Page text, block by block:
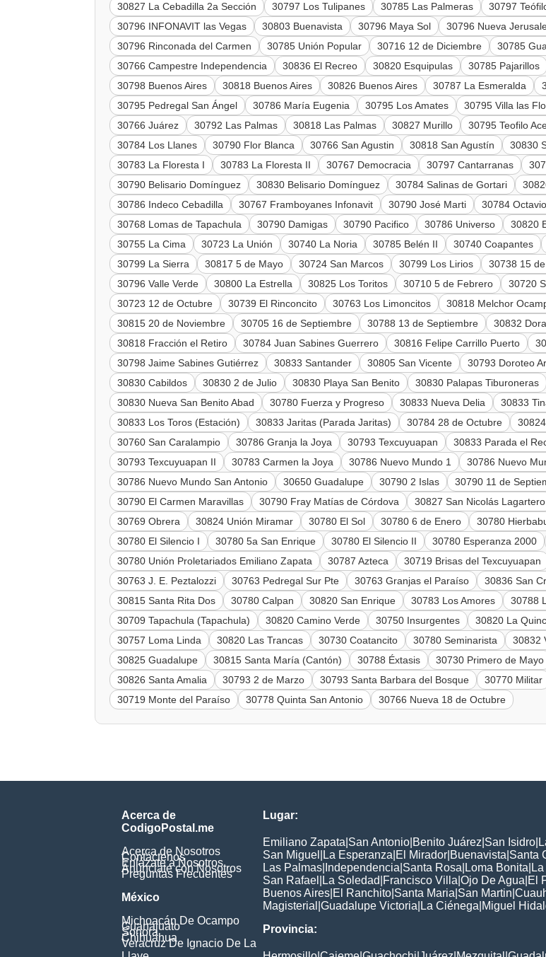
30827 La Cebadilla 2a Sección
30797 Los Tulipanes 30785 Las Palmeras 30797
30796 INFONAVIT las Vegas
30803 Buenavista 30796 Maya Sol 30796 Nueva
30796 Rinconada del Carmen
30785 Unión Popular 30716 12 de Diciembre 30785
30766 Campestre Independencia
30836 El Recreo 30820 Esquipulas 30785 Pajarillos
30798 Buenos Aires
30818 Buenos Aires 30826 Buenos Aires 30787 La Esmeralda
30795 Pedregal San Ángel
30786 María Eugenia 30795 Los Amates 30795 Villa las
30766 Juárez
30792 Las Palmas 30818 Las Palmas 30827 Murillo 30795 Teofilo
30784 Los Llanes
30790 Flor Blanca 30766 San Agustin 30818 San Agustín 30830
30783 La Floresta I
30783 La Floresta II 30767 Democracia 30797 Cantarranas
30790 Belisario Domínguez
30830 Belisario Domínguez 30784 Salinas de Gortari
30786 Indeco Cebadilla
30767 Framboyanes Infonavit 30790 José Marti 30784
30768 Lomas de Tapachula
30790 Damigas 30790 Pacifico 30786 Universo 30820
30755 La Cima
30723 La Unión 30740 La Noria 30785 Belén II 30740 Coapantes
30799 La Sierra
30817 5 de Mayo 30724 San Marcos 30799 Los Lirios 30738 15
30796 Valle Verde
30800 La Estrella 30825 Los Toritos 30710 5 de Febrero 30720
30723 12 de Octubre
30739 El Rinconcito 30763 Los Limoncitos 30818 Melchor
30815 20 de Noviembre
30705 16 de Septiembre 30788 13 de Septiembre 30832
30818 Fracción el Retiro
30784 Juan Sabines Guerrero 30816 Felipe Carrillo Puerto
30798 Jaime Sabines Gutiérrez
30833 Santander 30805 San Vicente 30793 Doroteo
30830 Cabildos
30830 2 de Julio 30830 Playa San Benito 30830 Palapas Tiburoneras
30830 Nueva San Benito Abad
30780 Fuerza y Progreso 30833 Nueva Delia 30833
30833 Los Toros (Estación)
30833 Jaritas (Parada Jaritas) 30784 28 de Octubre
30760 San Caralampio
30786 Granja la Joya 30793 Texcuyuapan 30833 Parada el
30793 Texcuyuapan II
30783 Carmen la Joya 30786 Nuevo Mundo 1 30786 Nuevo
30786 Nuevo Mundo San Antonio
30650 Guadalupe 30790 2 Islas 30790 11 de
30790 El Carmen Maravillas
30790 Fray Matías de Córdova 30827 San Nicolás Lagartero
30769 Obrera
30824 Unión Miramar 30780 El Sol 30780 6 de Enero 30780
30780 El Silencio I
30780 5a San Enrique 30780 El Silencio II 30780 Esperanza 2000
30780 Unión Proletariados Emiliano Zapata
30787 Azteca 30719 Brisas del Texcuyuapan
30763 J. E. Peztalozzi
30763 Pedregal Sur Pte 30763 Granjas el Paraíso 30836 San
30815 Santa Rita Dos
30780 Calpan 30820 San Enrique 30783 Los Amores 30788
30709 Tapachula (Tapachula)
30820 Camino Verde 30750 Insurgentes 30820 La
30757 Loma Linda
30820 Las Trancas 30730 Coatancito 30780 Seminarista 30832
30825 Guadalupe
30815 Santa María (Cantón) 30788 Éxtasis 30730 Primero de Mayo
30826 Santa Amalia
30793 2 de Marzo 30793 Santa Barbara del Bosque 30770 Militar
30719 Monte del Paraíso
30778 Quinta San Antonio 30766 Nueva 18 de Octubre
Acerca de
CodigoPostal.me
Acerca de Nosotros
Contáctenos
Enlázate a Nosotros
Anúnciate con Nosotros
Preguntas Frecuentes
México
Michoacán De Ocampo
Guanajuato
Sonora
Chihuahua
Veracruz De Ignacio De La
Lugar:
Emiliano Zapata San Antonio Benito Juárez San Isidro
San Miguel
La Esperanza El Mirador Buenavista Santa
Las Palmas Independencia Santa Rosa Loma Bonita
San Rafael
La Soledad Francisco Villa Ojo De Agua El
Buenos Aires El Ranchito Santa Maria San Martin
Magisterial Guadalupe Victoria La Ciénega Miguel
Provincia: